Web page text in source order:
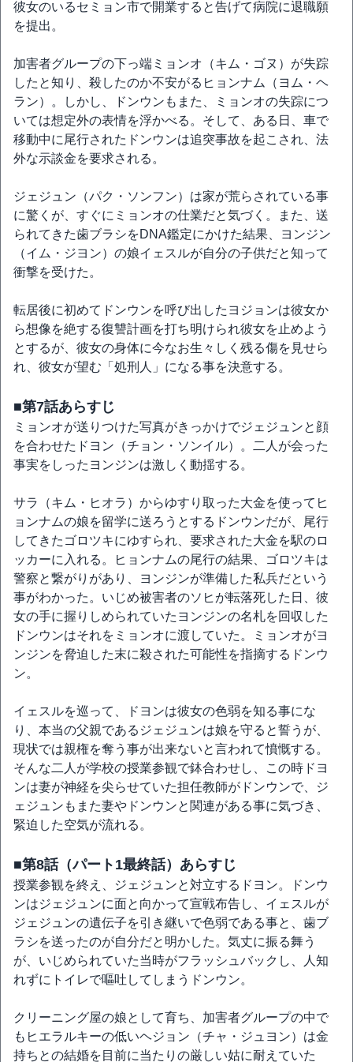
彼女のいるセミョン市で開業すると告げて病院に退職願
を提出。
加害者グループの下っ端ミョンオ（キム・ゴヌ）が失踪
したと知り、殺したのか不安がるヒョンナム（ヨム・ヘ
ラン）。しかし、ドンウンもまた、ミョンオの失踪につ
いては想定外の表情を浮かべる。そして、ある日、車で
移動中に尾行されたドンウンは追突事故を起こされ、法
外な示談金を要求される。
ジェジュン（パク・ソンフン）は家が荒らされている事
に驚くが、すぐにミョンオの仕業だと気づく。また、送
られてきた歯ブラシをDNA鑑定にかけた結果、ヨンジン
（イム・ジヨン）の娘イェスルが自分の子供だと知って
衝撃を受けた。
転居後に初めてドンウンを呼び出したヨジョンは彼女か
ら想像を絶する復讐計画を打ち明けられ彼女を止めよう
とするが、彼女の身体に今なお生々しく残る傷を見せら
れ、彼女が望む「処刑人」になる事を決意する。
■第7話あらすじ
ミョンオが送りつけた写真がきっかけでジェジュンと顔
を合わせたドヨン（チョン・ソンイル）。二人が会った
事実をしったヨンジンは激しく動揺する。
サラ（キム・ヒオラ）からゆすり取った大金を使ってヒ
ョンナムの娘を留学に送ろうとするドンウンだが、尾行
してきたゴロツキにゆすられ、要求された大金を駅のロ
ッカーに入れる。ヒョンナムの尾行の結果、ゴロツキは
警察と繋がりがあり、ヨンジンが準備した私兵だという
事がわかった。いじめ被害者のソヒが転落死した日、彼
女の手に握りしめられていたヨンジンの名札を回収した
ドンウンはそれをミョンオに渡していた。ミョンオがヨ
ンジンを脅迫した末に殺された可能性を指摘するドンウ
ン。
イェスルを巡って、ドヨンは彼女の色弱を知る事にな
り、本当の父親であるジェジュンは娘を守ると誓うが、
現状では親権を奪う事が出来ないと言われて憤慨する。
そんな二人が学校の授業参観で鉢合わせし、この時ドヨ
ンは妻が神経を尖らせていた担任教師がドンウンで、ジ
ェジュンもまた妻やドンウンと関連がある事に気づき、
緊迫した空気が流れる。
■第8話（パート1最終話）あらすじ
授業参観を終え、ジェジュンと対立するドヨン。ドンウ
ンはジェジュンに面と向かって宣戦布告し、イェスルが
ジェジュンの遺伝子を引き継いで色弱である事と、歯ブ
ラシを送ったのが自分だと明かした。気丈に振る舞う
が、いじめられていた当時がフラッシュバックし、人知
れずにトイレで嘔吐してしまうドンウン。
クリーニング屋の娘として育ち、加害者グループの中で
もヒエラルキーの低いヘジョン（チャ・ジュヨン）は金
持ちとの結婚を目前に当たりの厳しい姑に耐えていた